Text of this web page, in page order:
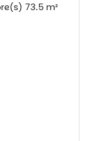
Appartement 2 pièce(s) 1 chambre(s) 73.5 m²